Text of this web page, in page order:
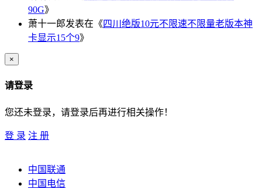
90G》
萧十一郎发表在《四川绝版10元不限速不限量老版本神
卡显示15个9》
×
请登录
您还未登录，请登录后再进行相关操作！
登 录 注 册
中国联通
中国电信